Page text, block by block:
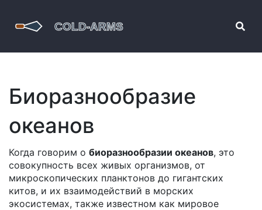
Биоразнообразие
океанов
Когда говорим о биоразнообразии океанов, это
совокупность всех живых организмов, от
микроскопических планктонов до гигантских
китов, и их взаимодействий в морских
экосистемах, также известном как мировое